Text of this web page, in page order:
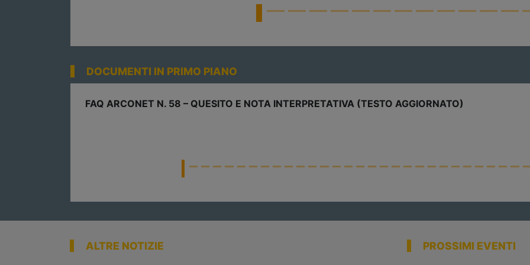
Leggi
DOCUMENTI IN PRIMO PIANO
E NOTA INTERPRETATIVA (TESTO AGGIORNATO)
Il
ALTRE NOTIZIE PROSSIMI EVENTI